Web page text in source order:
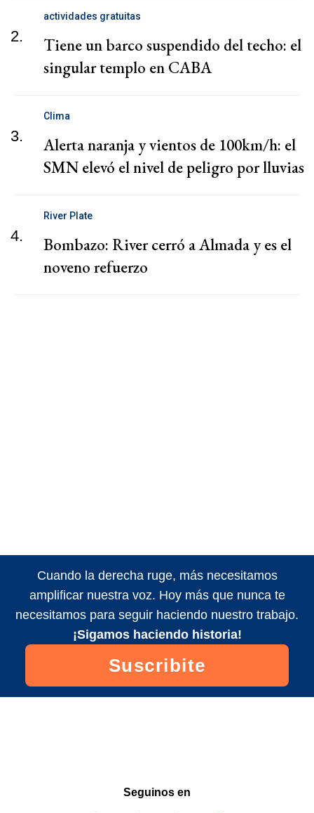
2.
actividades gratuitas
Tiene un barco suspendido del techo: el
singular templo en CABA
3.
Clima
Alerta naranja y vientos de 100km/h: el
SMN elevó el nivel de peligro por lluvias
4.
River Plate
Bombazo: River cerró a Almada y es el
noveno refuerzo
Cuando la derecha ruge, más necesitamos
amplificar nuestra voz. Hoy más que nunca te
necesitamos para seguir haciendo nuestro trabajo.
¡Sigamos haciendo historia!
Suscribite
Seguinos en